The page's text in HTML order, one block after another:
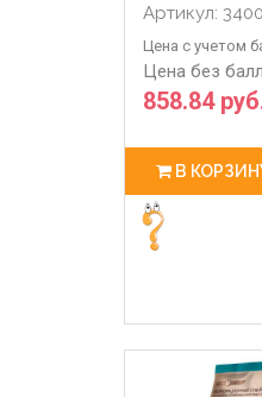
Артикул:
Цена с учетом
Цена без
858.84
В